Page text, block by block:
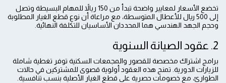
تخضع الأسعار لمعايير واضحة تبدأ من 150 ريالاً للمهام البسيطة وتصل
إلى 500 ريال للأعطال المتوسطة، مع مراعاة أن نوع قطع الغيار المطلوبة
وحجم الجهد الهندسي هما المحددان الأساسيان للتكلفة النهائية.
2. عقود الصيانة السنوية
برامج اشتراك مخصصة للقصور والمجمعات السكنية توفر تغطية شاملة
للزيارات الدورية. تمنح هذه العقود أولوية قصوى للمشتركين في حالات
الطوارئ، مع خصومات حصرية على قطع الغيار الأصلية بنسب تنافسية.